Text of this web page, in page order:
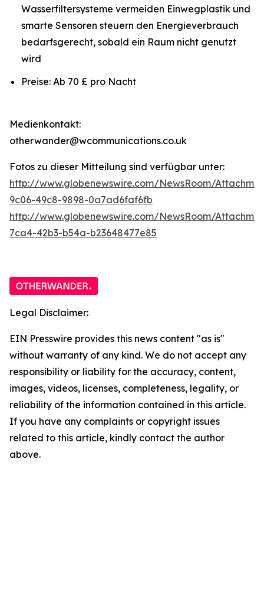
Wasserfiltersysteme vermeiden Einwegplastik und
smarte Sensoren steuern den Energieverbrauch
bedarfsgerecht, sobald ein Raum nicht genutzt
wird
Preise: Ab 70 £ pro Nacht
Medienkontakt:
otherwander@wcommunications.co.uk
Fotos zu dieser Mitteilung sind verfügbar unter:
http://www.globenewswire.com/NewsRoom/
9c06-49c8-9898-0a7ad6faf6fb
http://www.globenewswire.com/NewsRoom/
7ca4-42b3-b54a-b23648477e85
Legal Disclaimer:
EIN Presswire provides this news content "as is"
without warranty of any kind. We do not accept any
responsibility or liability for the accuracy, content,
images, videos, licenses, completeness, legality, or
reliability of the information contained in this article.
If you have any complaints or copyright issues
related to this article, kindly contact the author
above.